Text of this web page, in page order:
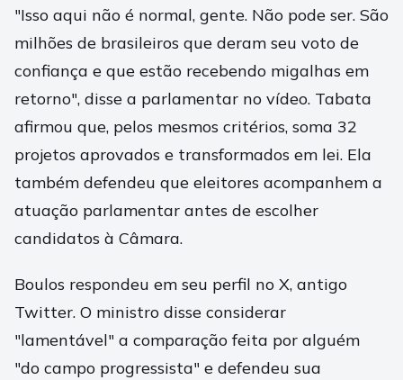
"Isso aqui não é normal, gente. Não pode ser. São
milhões de brasileiros que deram seu voto de
confiança e que estão recebendo migalhas em
retorno", disse a parlamentar no vídeo. Tabata
afirmou que, pelos mesmos critérios, soma 32
projetos aprovados e transformados em lei. Ela
também defendeu que eleitores acompanhem a
atuação parlamentar antes de escolher
candidatos à Câmara.
Boulos respondeu em seu perfil no X, antigo
Twitter. O ministro disse considerar
"lamentável" a comparação feita por alguém
"do campo progressista" e defendeu sua